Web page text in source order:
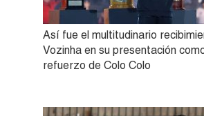
Así fue el multitudinario
Vozinha en su presentación
refuerzo de Colo Colo